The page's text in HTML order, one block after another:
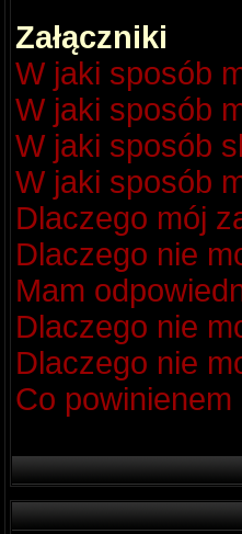
Załączniki
W jaki sposób
W jaki sposób
W jaki sposób
W jaki sposób
Dlaczego mój
Dlaczego nie
Mam
Dlaczego nie
Dlaczego nie
Co